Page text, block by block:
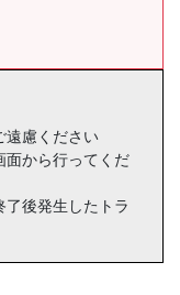
遠慮ください
面から行ってくだ
後発生したトラ